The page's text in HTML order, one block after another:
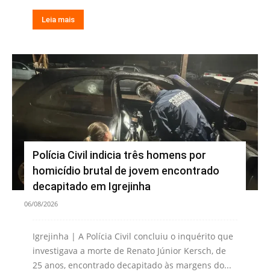
Leia mais
Polícia Civil indicia três homens por
homicídio brutal de jovem encontrado
decapitado em Igrejinha
06/08/2026
Igrejinha | A Polícia Civil concluiu o inquérito que
investigava a morte de Renato Júnior Kersch, de
25 anos, encontrado decapitado às margens do...